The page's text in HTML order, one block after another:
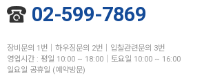
02-599-7869
장비문의 1번│하우징문의 2번│입찰관련문의 3번
영업시간 : 평일 10:00 ~ 18:00│토요일 10:00 ~ 16:00
일요일 공휴일 (예약방문)